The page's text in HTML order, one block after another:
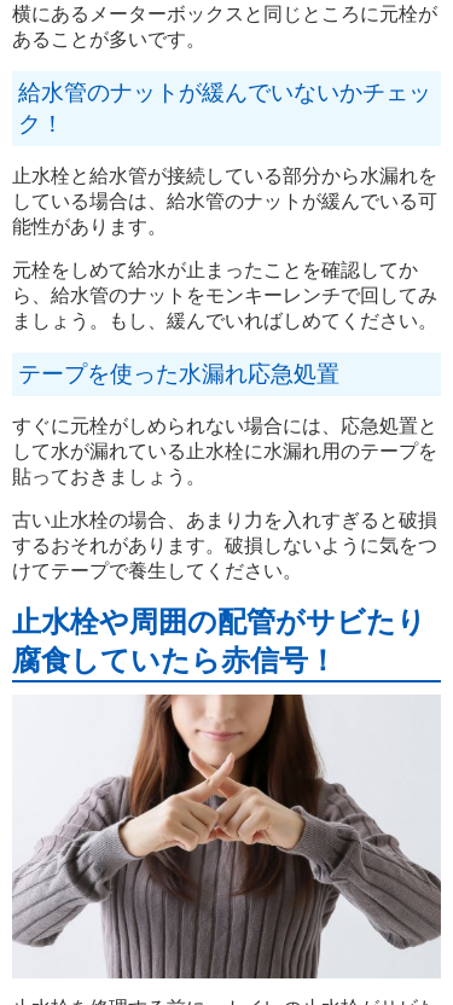
横にあるメーターボックスと同じところに元栓が
あることが多いです。
給水管のナットが緩んでいないかチェッ
ク！
止水栓と給水管が接続している部分から水漏れを
している場合は、給水管のナットが緩んでいる可
能性があります。
元栓をしめて給水が止まったことを確認してか
ら、給水管のナットをモンキーレンチで回してみ
ましょう。もし、緩んでいればしめてください。
テープを使った水漏れ応急処置
すぐに元栓がしめられない場合には、応急処置と
して水が漏れている止水栓に水漏れ用のテープを
貼っておきましょう。
古い止水栓の場合、あまり力を入れすぎると破損
するおそれがあります。破損しないように気をつ
けてテープで養生してください。
止水栓や周囲の配管がサビたり
腐食していたら赤信号！